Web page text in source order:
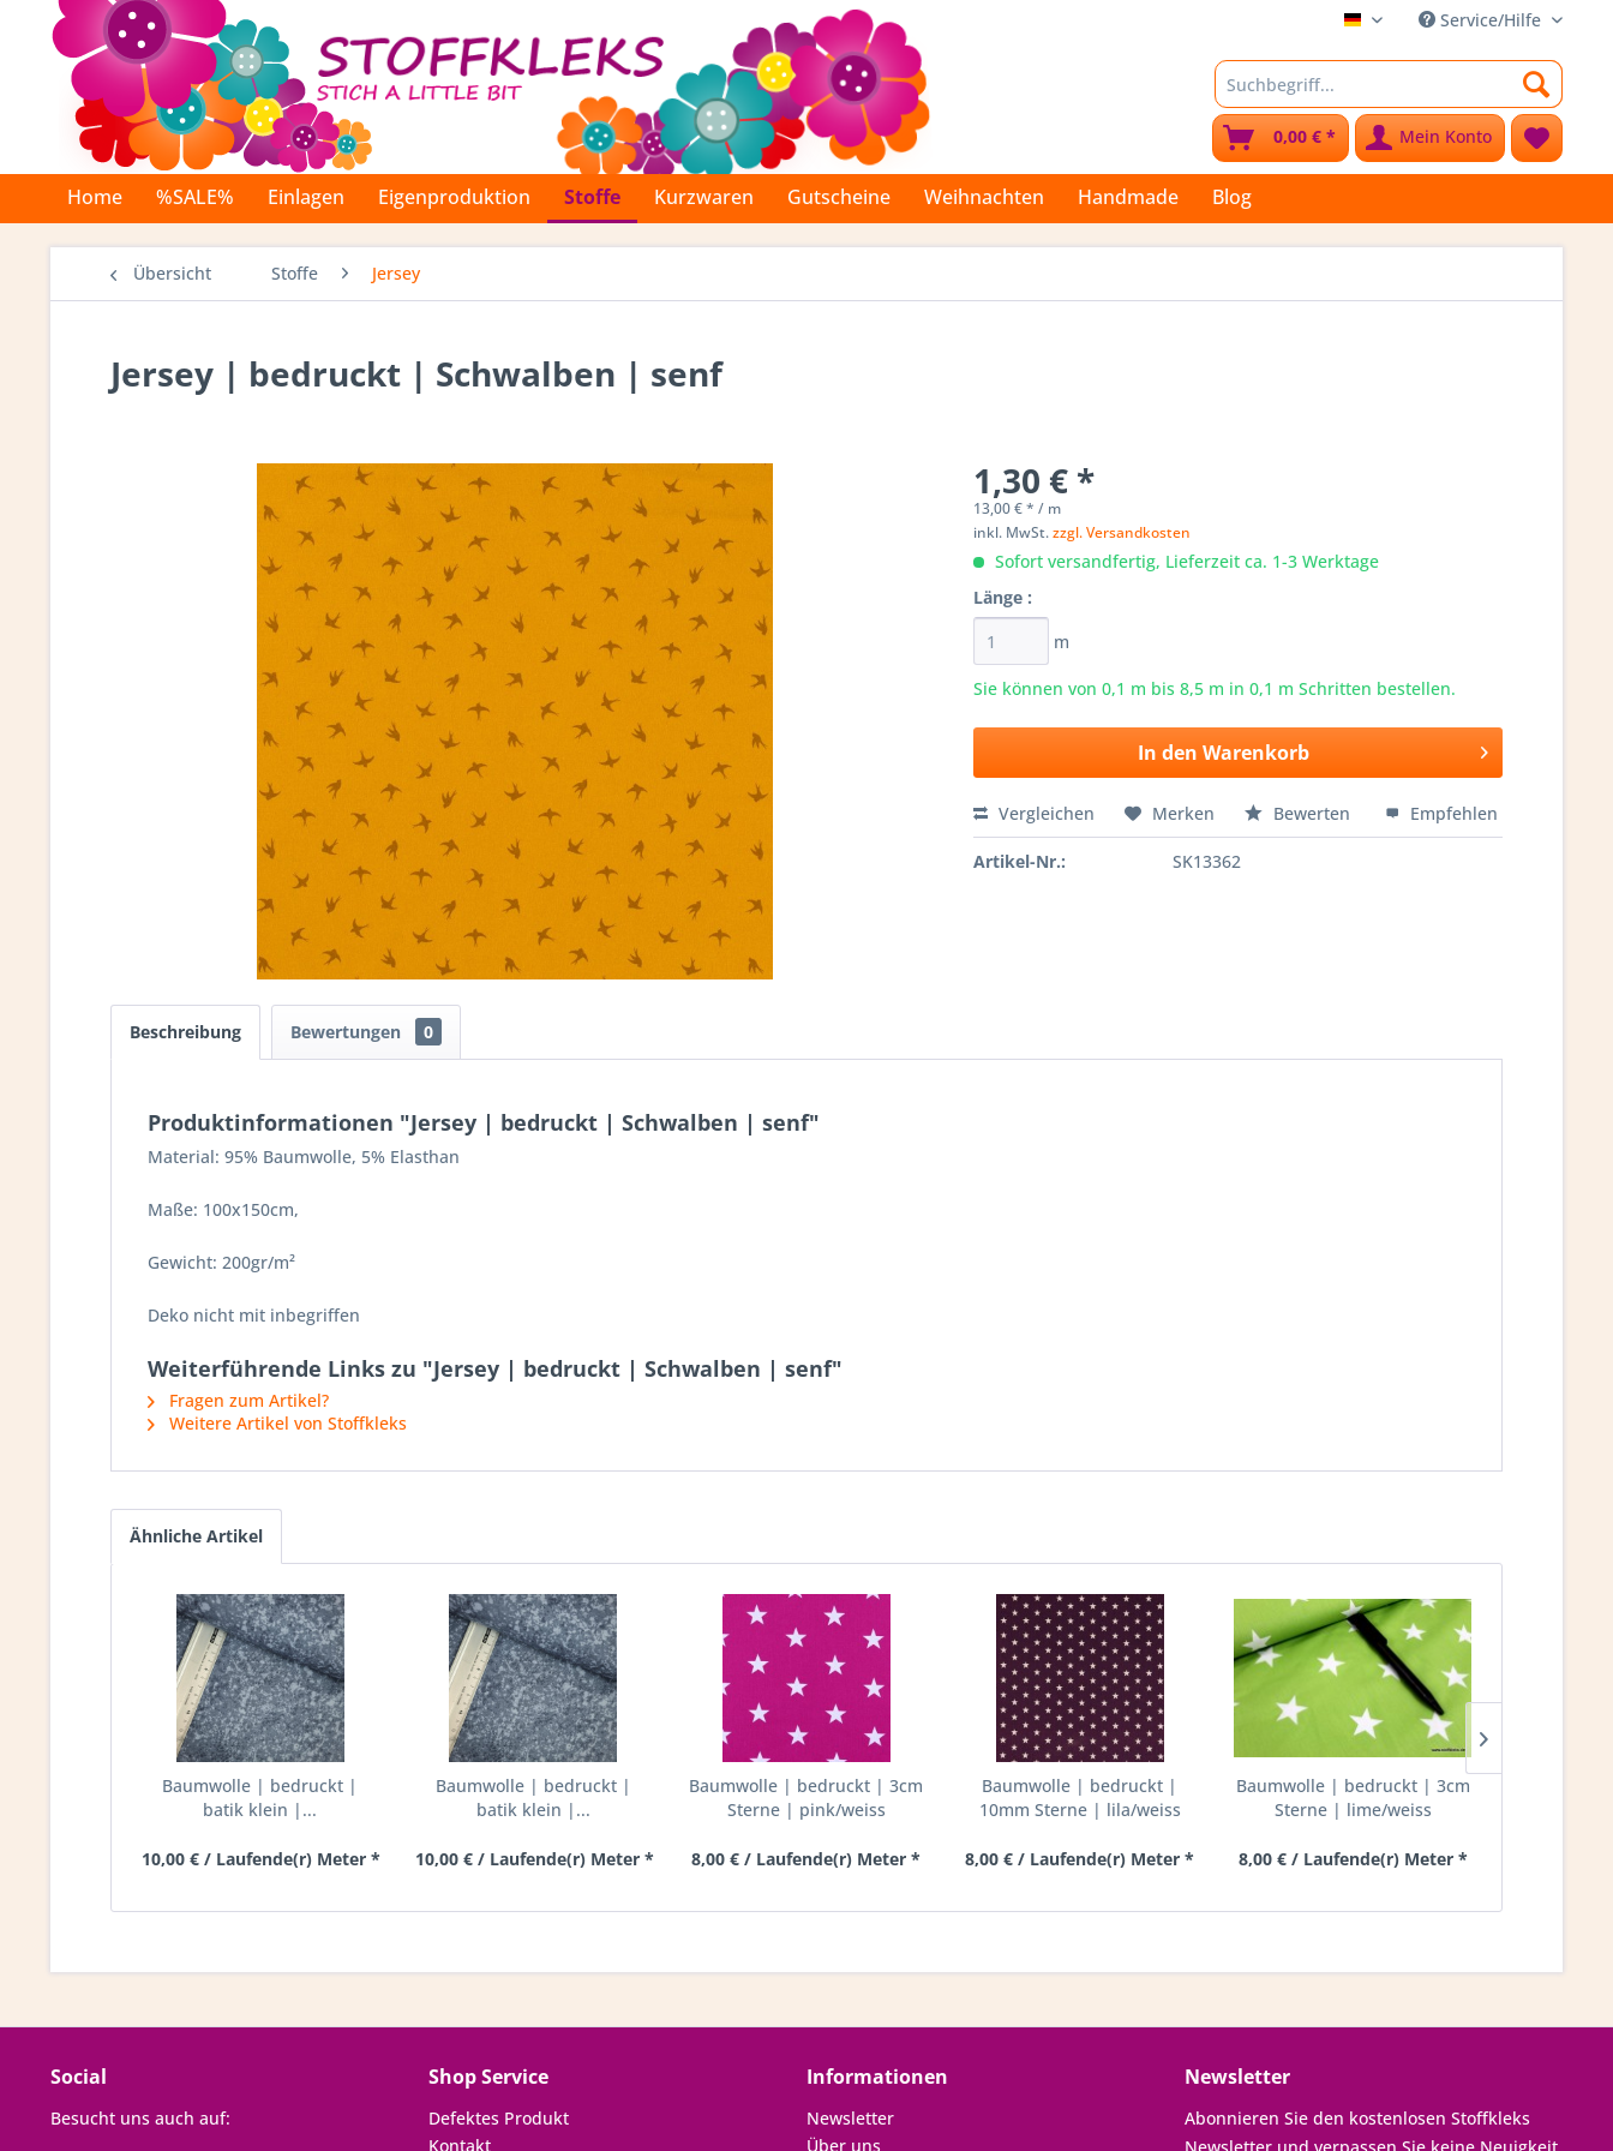
Stoffkleks Service/Hilfe
Mein Konto
0,00 € *
Home %SALE% Einlagen Eigenproduktion Stoffe Kurzwaren Gutscheine Weihnachten Handmade Blog
Übersicht Stoffe Jersey
Jersey | bedruckt | Schwalben | senf
1,30 € *
13,00 € * / m
inkl. MwSt.zzgl. Versandkosten
Sofort versandfertig, Lieferzeit ca. 1-3 Werktage
Länge :
m
Sie können von 0,1 m bis8,5 m in 0,1 m Schritten bestellen.
In den Warenkorb
Vergleichen Merken Bewerten Empfehlen
Artikel-Nr.: SK13362
Beschreibung Bewertungen 0
Produktinformationen "Jersey | bedruckt | Schwalben | senf"
Material: 95% Baumwolle, 5% Elasthan
Maße: 100x150cm,
Gewicht: 200gr/m²
Deko nicht mit inbegriffen
Weiterführende Links zu "Jersey | bedruckt | Schwalben | senf"
Fragen zum Artikel?
Weitere Artikel von Stoffkleks
Ähnliche Artikel
Baumwolle | bedruckt |
batik klein |...
10,00 € / Laufende(r) Meter *
Baumwolle | bedruckt |
batik klein |...
10,00 € / Laufende(r) Meter *
Baumwolle | bedruckt | 3cm
Sterne | pink/weiss
8,00 € / Laufende(r) Meter *
Baumwolle | bedruckt |
10mm Sterne | lila/weiss
8,00 € / Laufende(r) Meter *
Baumwolle | bedruckt | 3cm
Sterne | lime/weiss
8,00 € / Laufende(r) Meter *
Social
Besucht uns auch auf:
Shop Service
Defektes Produkt
Kontakt
Informationen
Newsletter
Über uns
Newsletter
Abonnieren Sie den kostenlosen Stoffkleks